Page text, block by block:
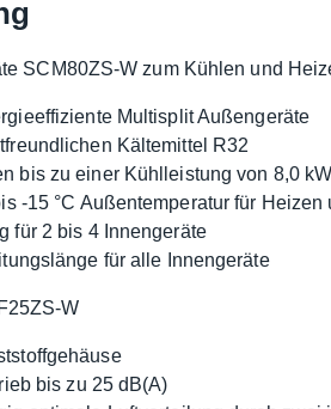
SCM80ZS-W zum Kühlen und
Multisplit Außengeräte
Kältemittel R32
bis zu einer Kühlleistung von 8,0
-15 °C Außentemperatur für Heizen
für 2 bis 4 Innengeräte
für alle Innengeräte
W
bis zu 25 dB(A)